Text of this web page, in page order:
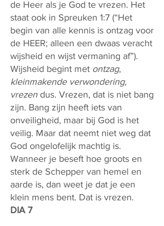
de Heer als je God te vrezen. Het
staat ook in Spreuken 1:7 (“Het
begin van alle kennis is ontzag voor
de HEER; alleen een dwaas veracht
wijsheid en wijst vermaning af”).
Wijsheid begint met ontzag,
kleinmakende verwondering,
vrezen dus. Vrezen, dat is niet bang
zijn. Bang zijn heeft iets van
onveiligheid, maar bij God is het
veilig. Maar dat neemt niet weg dat
God ongelofelijk machtig is.
Wanneer je beseft hoe groots en
sterk de Schepper van hemel en
aarde is, dan weet je dat je een
klein mens bent. Dat is vrezen.
DIA 7